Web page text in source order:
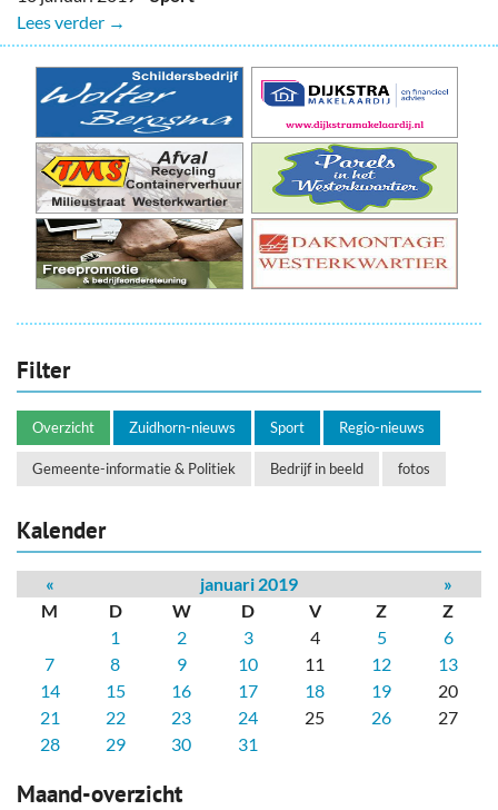
Lees verder →
Filter
Overzicht Zuidhorn-nieuws Sport Regio-nieuws
Gemeente-informatie & Politiek Bedrijf in beeld fotos
Kalender
« januari 2019
»
M
D W D V Z
Z
1
2 3 4 5
6
7
8 9 10 11 12
13
14
15 16 17 18 19
20
21
22 23 24 25 26
27
28
29 30 31
Maand-overzicht